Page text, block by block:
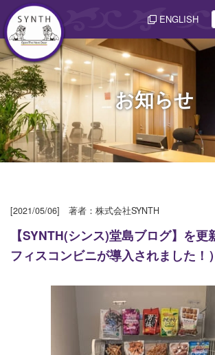
ENGLISH
お知らせ
[2021/05/06] 著者：株式会社SYNTH
【SYNTH(シンス)堂島ブログ】を更
フィスコンビニが導入されました！）